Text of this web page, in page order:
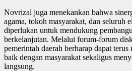
Novrizal juga menekankan bahwa
agama, tokoh masyarakat, dan seluruh
diperlukan untuk mendukung
berkelanjutan. Melalui forum-forum
pemerintah daerah berharap dapat
baik dengan masyarakat sekaligus
langsung.